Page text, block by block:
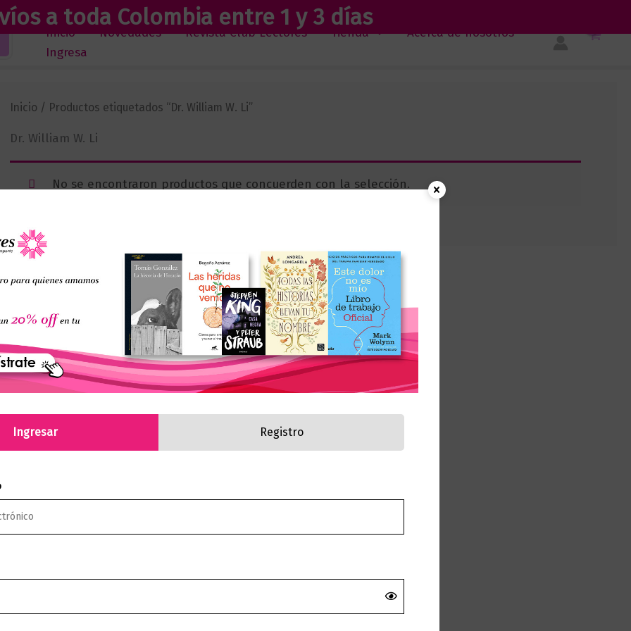
a toda Colombia entre 1 y 3 días
Inicio Novedades Revista Club Lectores Tienda
Acerca de nosotros
Ingresa
Inicio / Productos etiquetados “Dr. William W. Li”
Dr. William W. Li
No se encontraron productos que concuerden con la selección.
Ingresar Registro